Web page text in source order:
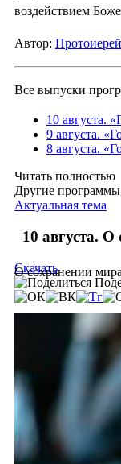
воздействием
Автор:
Все выпуски
10 августа.
9 августа.
8 августа.
Читать полностью
Другие программы
Актуальная тема
10 августа.
О сохранении мира
Скачать